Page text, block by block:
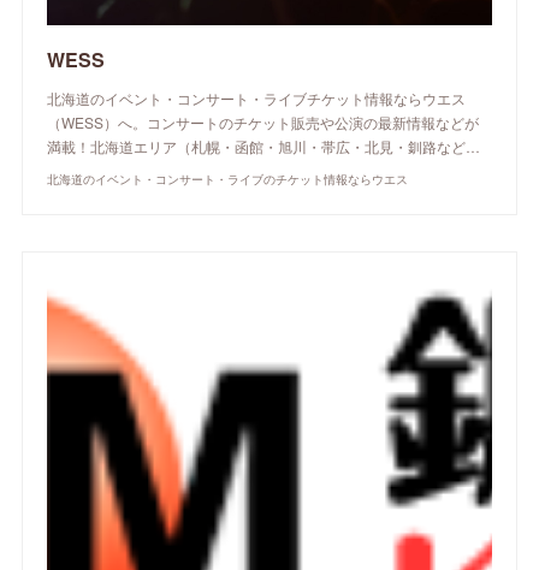
WESS
北海道のイベント・コンサート・ライブチケット情報ならウエス
（WESS）へ。コンサートのチケット販売や公演の最新情報などが
満載！北海道エリア（札幌・函館・旭川・帯広・北見・釧路など…
北海道のイベント・コンサート・ライブのチケット情報ならウエス